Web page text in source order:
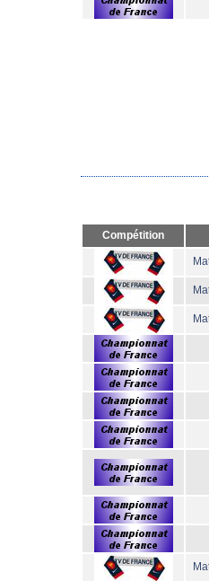
Compétition